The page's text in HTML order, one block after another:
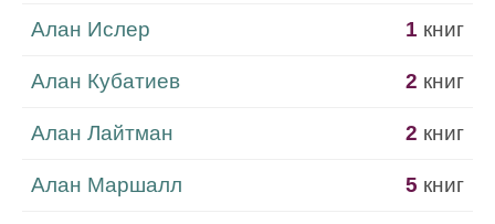
Алан Ислер 1 книг
Алан Кубатиев 2 книг
Алан Лайтман 2 книг
Алан Маршалл 5 книг